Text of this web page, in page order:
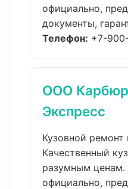
официально,
документы,
Телефон: +7-
ООО
Экспресс
Кузовной ремонт
Качественный
разумным ценам.
официально,